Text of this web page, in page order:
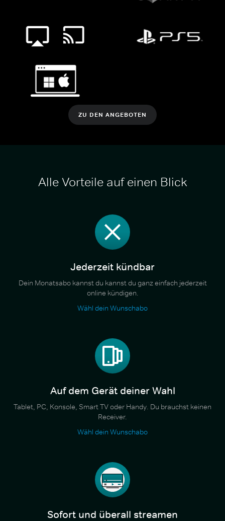
ZU DEN ANGEBOTEN
Alle Vorteile auf einen Blick
Jederzeit kündbar
Dein Monatsabo kannst du kannst du ganz einfach jederzeit
online kündigen.
Wähl dein Wunschabo
Auf dem Gerät deiner Wahl
Tablet, PC, Konsole, Smart TV oder Handy. Du brauchst keinen
Receiver.
Wähl dein Wunschabo
Sofort und überall streamen